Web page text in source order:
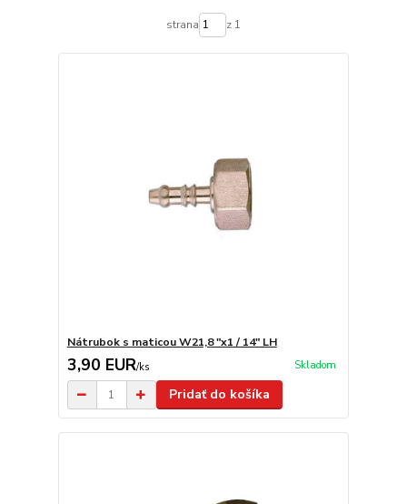
strana z 1
Nátrubok s maticou W21,8 "x1 / 14" LH
3,90 EUR/ks Skladom
Pridať do košíka